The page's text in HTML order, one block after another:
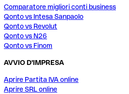
Comparatore migliori conti business
Qonto vs Intesa Sanpaolo
Qonto vs Revolut
Qonto vs N26
Qonto vs Finom
AVVIO D'IMPRESA
Aprire Partita IVA online
Aprire SRL online